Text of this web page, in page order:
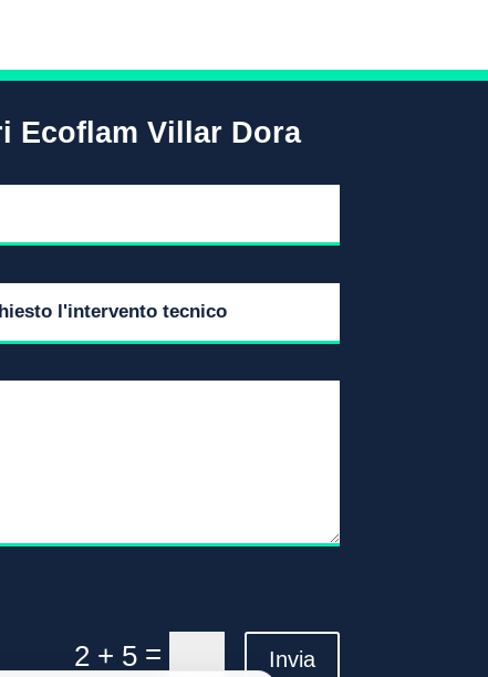
Ecoflam Villar Dora
2 + 5= Invia